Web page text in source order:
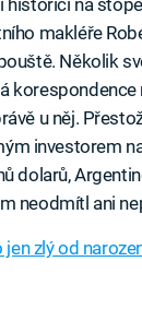
historici na
makléře
Několik
korespondence
u něj.
investorem
dolarů,
neodmítl ani
jen zlý od